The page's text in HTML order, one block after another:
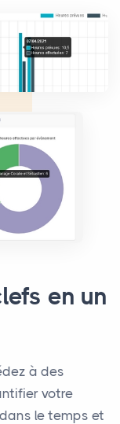
en un
à des
votre
le temps et